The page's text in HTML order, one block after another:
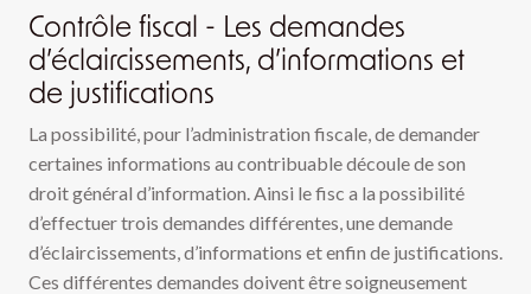
Contrôle fiscal - Les demandes
d’éclaircissements, d’informations et
de justifications
La possibilité, pour l’administration fiscale, de demander
certaines informations au contribuable découle de son
droit général d’information. Ainsi le fisc a la possibilité
d’effectuer trois demandes différentes, une demande
d’éclaircissements, d’informations et enfin de justifications.
Ces différentes demandes doivent être soigneusement